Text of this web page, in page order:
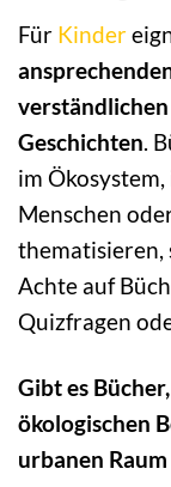
Für Kinder
Geschichten.
im
Menschen
thematisieren,
Achte auf
Quizfragen
Gibt es
ökologischen
urbanen